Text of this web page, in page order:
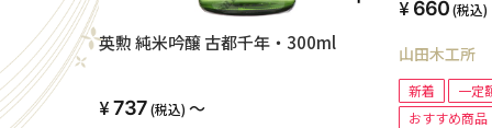
英勲 純米吟醸 古都千年・300ml
737(税込) ～
660(税込)
山田木工所
新着
一定
おすすめ商品